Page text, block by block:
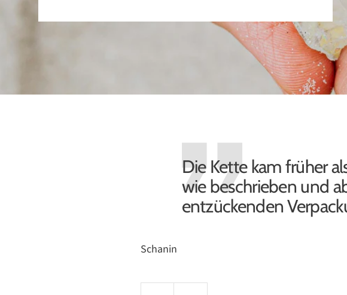
Die Kette kam früher
wie beschrieben und
entzückenden
Schanin